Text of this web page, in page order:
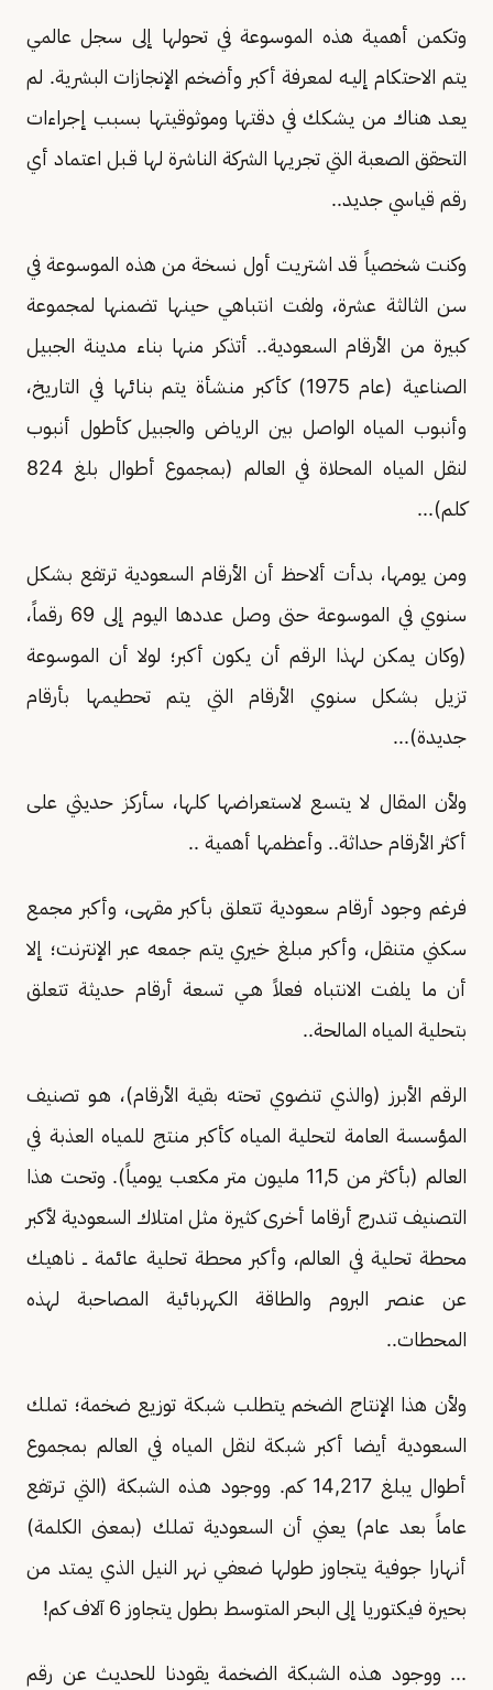
وتكمن أهمية هذه الموسوعة في تحولها إلى سجل عالمي
يتم الاحتكام إليـه لمعرفة أكبر وأضخم الإنجازات البشرية. لم
يعـد هناك من يشكك في دقتها وموثوقيتها بسبب إجراءات
التحقق الصعبة التي تجريها الشركة الناشرة لها قـبل اعتماد أي
رقم قياسي جديد..
وكنت شخصياً قد اشتريت أول نسخة من هذه الموسوعة في
سن الثالثة عشرة، ولفت انتباهي حينها تضمنها لمجموعة
كبيرة من الأرقام السعودية.. أتذكر منها بناء مدينة الجبيل
الصناعية (عام 1975) كأكبر منشأة يتم بنائها في التاريخ،
وأنبوب المياه الواصل بين الرياض والجبيل كأطول أنبوب
لنقل المياه المحلاة في العالم (بمجموع أطوال بلغ 824
كلم)...
ومن يومها، بدأت ألاحظ أن الأرقام السعودية ترتفع بشكل
سنوي في الموسوعة حتى وصل عددها اليوم إلى 69 رقماً،
(وكان يمكن لهذا الرقم أن يكون أكبر؛ لولا أن الموسوعة
تزيل بشكل سنوي الأرقام التي يتم تحطيمها بأرقام
جديدة)...
ولأن المقال لا يتسع لاستعراضها كلها، سأركز حديثي على
أكثر الأرقام حداثة.. وأعظمها أهمية ..
فرغم وجود أرقام سعودية تتعلق بأكبر مقهى، وأكبر مجمع
سكني متنقل، وأكبر مبلغ خيري يتم جمعه عبر الإنترنت؛ إلا
أن ما يلفت الانتباه فعلاً هـي تسعة أرقام حديثة تتعلق
بتحلية المياه المالحة..
الرقم الأبرز (والذي تنضوي تحته بقية الأرقام)، هـو تصنيف
المؤسسة العامة لتحلية المياه كأكبر منتج للمياه العذبة في
العالم (بأكثر من 11,5 مليون متر مكعب يومياً). وتحت هذا
التصنيف تندرج أرقاما أخرى كثيرة مثل امتلاك السعودية لأكبر
محطة تحلية في العالم، وأكبر محطة تحلية عائمة ــ ناهيك
عن عنصر البروم والطاقة الكهربائية المصاحبة لهذه
المحطات..
ولأن هذا الإنتاج الضخم يتطلب شبكة توزيع ضخمة؛ تملك
السعودية أيضا أكبر شبكة لنقل المياه في العالم بمجموع
أطوال يبلغ 14,217 كم. ووجود هـذه الشبكة (التي تـرتفع
عاماً بعد عام) يعني أن السعودية تملك (بمعنى الكلمة)
أنهارا جوفية يتجاوز طولها ضعفي نهر النيل الذي يمتد من
بحيرة فيكتوريا إلى البحر المتوسط بطول يتجاوز 6 آلاف كم!
... ووجود هـذه الشبكة الضخمة يقودنا للحديث عن رقم